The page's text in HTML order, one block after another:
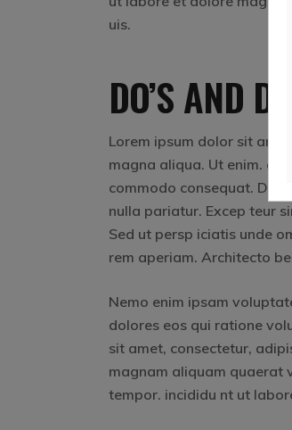
uis.
DO’S AND
Lorem ipsum dolor sit
magna aliqua. Ut enim. ad
commodo consequat.
nulla pariatur. Excep teur
Sed ut persp iciatis unde
rem aperiam. Architecto
Nemo enim ipsam
dolores eos qui ratione
sit amet, consectetur,
magnam aliquam quaerat
tempor. incididu nt ut